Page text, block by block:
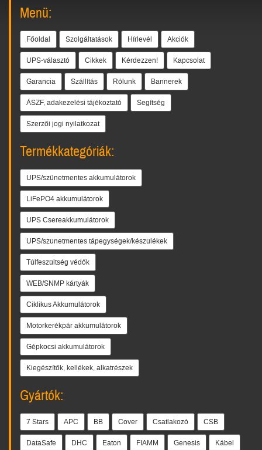
Menü:
Főoldal Szolgáltatások Hírlevél Akciók
UPS-választó Cikkek Kérdezzen! Kapcsolat
Garancia Szállítás Rólunk Bannerek
ÁSZF, adakezelési tájékoztató Segítség
Szerzői jogi nyilatkozat
Termékkategóriák:
UPS/szünetmentes akkumulátorok
LiFePO4 akkumulátorok
UPS Csereakkumulátorok
UPS/szünetmentes tápegységek/készülékek
Túlfeszültség védők
WEB/SNMP kártyák
Ciklikus Akkumulátorok
Motorkerékpár akkumulátorok
Gépkocsi akkumulátorok
Kiegészítők, kellékek, alkatrészek
Gyártók:
7 Stars APC BB Cover Csatlakozó CSB
DataSafe DHC Eaton FIAMM Genesis Kábel